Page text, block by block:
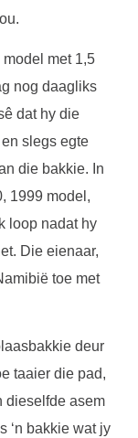
model met 1,5
nog daagliks
dat hy die
slegs egte
die bakkie. In
1999 model,
loop nadat hy
Die eienaar,
toe met
deur
taaier die pad,
dieselfde asem
‘n bakkie wat jy